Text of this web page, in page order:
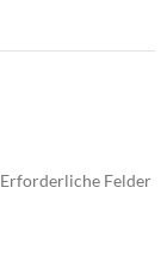
Erforderliche Felder